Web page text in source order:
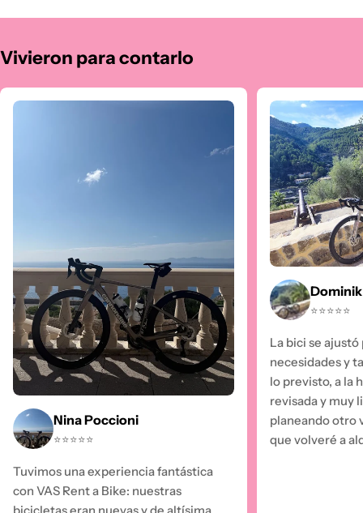
Vivieron para contarlo
Nina Poccioni
⭐⭐⭐⭐⭐
Tuvimos una experiencia fantástica
con VAS Rent a Bike: nuestras
⭐⭐⭐⭐⭐
La bici se
necesidades y
lo previsto, a la
revisada y muy
planeando otro
que volveré a